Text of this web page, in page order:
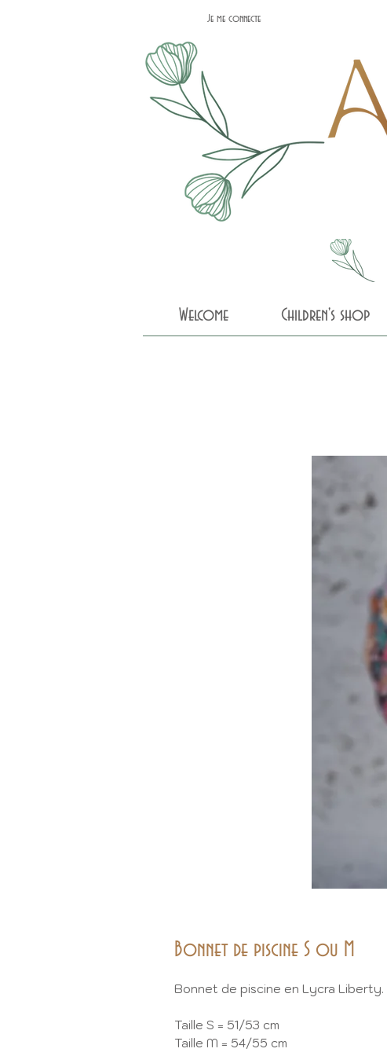
Je me connecte
Welcome Children's shop
Bonnet de piscine S ou M
Bonnet de piscine en Lycra Liberty.
Taille S = 51/53 cm
Taille M = 54/55 cm